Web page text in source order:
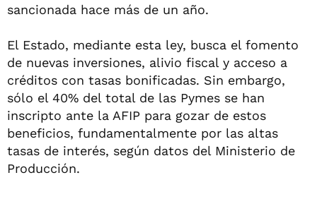
sancionada hace más de un año.
El Estado, mediante esta ley, busca el fomento
de nuevas inversiones, alivio fiscal y acceso a
créditos con tasas bonificadas. Sin embargo,
sólo el 40% del total de las Pymes se han
inscripto ante la AFIP para gozar de estos
beneficios, fundamentalmente por las altas
tasas de interés, según datos del Ministerio de
Producción.